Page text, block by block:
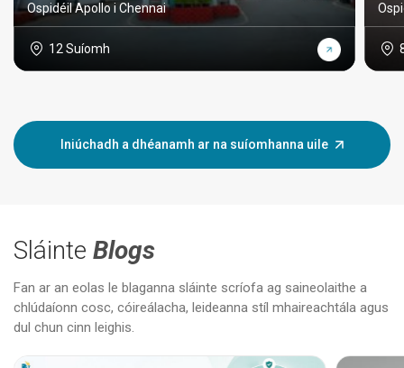
Ospidéil Apollo i Chennai
12 Suíomh
Iniúchadh a dhéanamh ar na suíomhanna uile
Sláinte Blogs
Fan ar an eolas le blaganna sláinte scríofa ag saineolaithe a
chlúdaíonn cosc, cóireálacha, leideanna stíl mhaireachtála agus
dul chun cinn leighis.